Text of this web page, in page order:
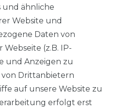
und ähnliche
Website und
Daten von
(z.B. IP-
und Anzeigen zu
von Drittanbietern
auf unsere Website zu
erfolgt erst